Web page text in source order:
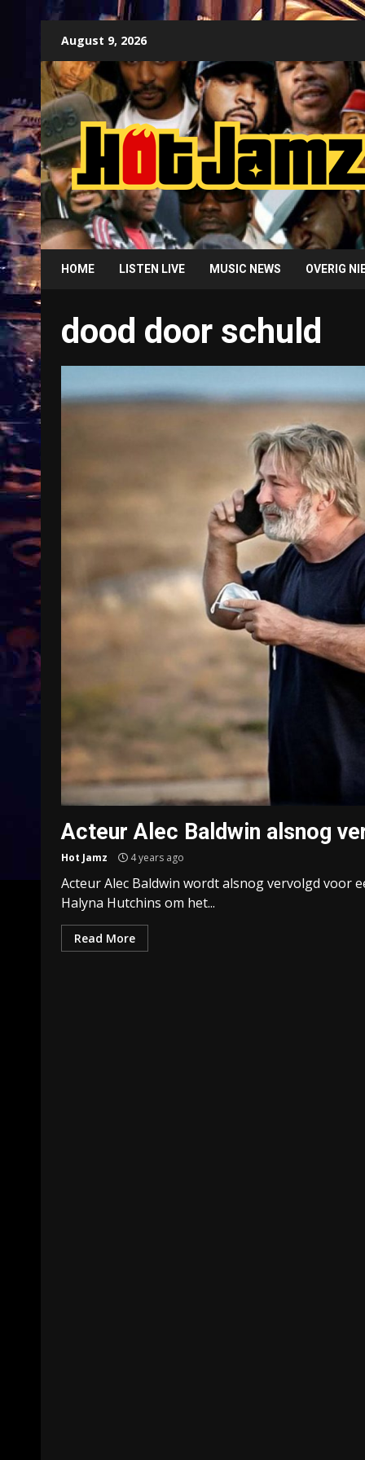
content
August 9, 2026
HOME LISTEN LIVE MUSIC NEWS OVERIG
dood door schuld
Acteur Alec Baldwin alsnog
Hot Jamz 4 years ago
Acteur Alec Baldwin wordt alsnog vervolgd voor
Halyna Hutchins om het...
Read More
Treinkaartjes worden duurder,
abonnementen verdwijnen
9 months ago